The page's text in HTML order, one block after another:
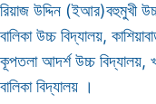
রিয়াজ উদ্দিন (ইআর)বহুমুখী
বালিকা উচ্চ বিদ্যালয়,
কূপতলা আদর্শ উচ্চ বিদ্যালয়,
বালিকা বিদ্যালয় ।